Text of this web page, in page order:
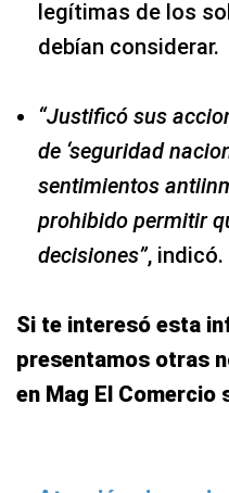
legítimas de los
debían considerar.
“Justificó sus
de ‘seguridad
sentimientos
prohibido permitir
decisiones”, indicó.
Si te interesó esta
presentamos otras
en Mag El Comercio